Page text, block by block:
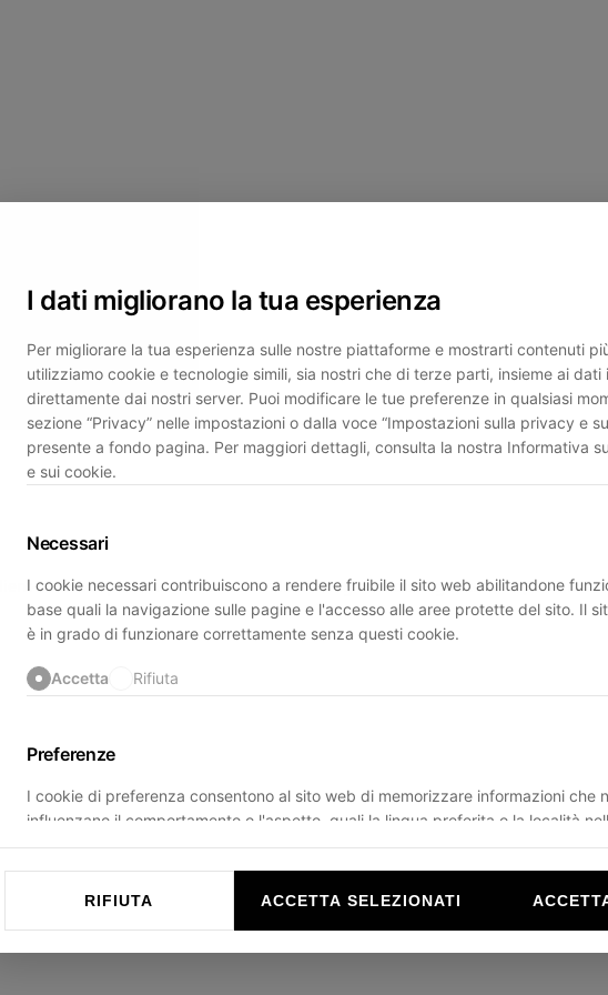
I dati migliorano la tua esperienza
Per migliorare la tua esperienza sulle nostre piattaforme e mostrarti contenuti
utilizziamo cookie e tecnologie simili, sia nostri che di terze parti, insieme ai dati
direttamente dai nostri server. Puoi modificare le tue preferenze in qualsiasi
sezione “Privacy” nelle impostazioni o dalla voce “Impostazioni sulla privacy e
presente a fondo pagina. Per maggiori dettagli, consulta la nostra Informativa
e sui cookie.
Necessari
I cookie necessari contribuiscono a rendere fruibile il sito web abilitandone
base quali la navigazione sulle pagine e l'accesso alle aree protette del sito. Il
è in grado di funzionare correttamente senza questi cookie.
Accetta Rifiuta
Preferenze
I cookie di preferenza consentono al sito web di memorizzare informazioni che
influenzano il comportamento o l'aspetto, quali la lingua preferita o la località
trovi.
RIFIUTA ACCETTA SELEZIONATI
client -side exception has occurred while loadingducadisangiusto.com(see the